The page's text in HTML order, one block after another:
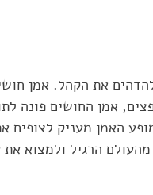
את הקהל. אמן
אמן החושים פונה
האמן מעניק לצופים
הרגיל ולמצוא